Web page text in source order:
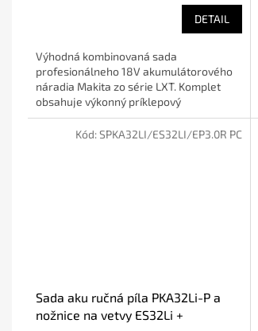
DETAIL
Výhodná kombinovaná sada
profesionálneho 18V akumulátorového
náradia Makita zo série LXT. Komplet
obsahuje výkonný príklepový
skrutkovač...
Sada aku ručná píla PKA32Li-P a
nožnice na vetvy ES32Li +
Kód:SPKA32LI/ES32LI/EP3.0R PC